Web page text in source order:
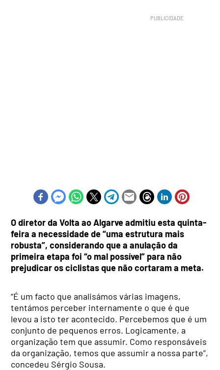
O diretor da Volta ao Algarve admitiu esta quinta-
feira a necessidade de “uma estrutura mais
robusta”, considerando que a anulação da
primeira etapa foi “o mal possível” para não
prejudicar os ciclistas que não cortaram a meta.
“É um facto que analisámos várias imagens,
tentámos perceber internamente o que é que
levou a isto ter acontecido. Percebemos que é um
conjunto de pequenos erros. Logicamente, a
organização tem que assumir. Como responsáveis
da organização, temos que assumir a nossa parte”,
concedeu Sérgio Sousa.